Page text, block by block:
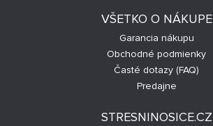
VŠETKO O NÁKUPE
Garancia nákupu
Obchodné podmienky
Časté dotazy (FAQ)
Predajne
STRESNINOSICE.CZ